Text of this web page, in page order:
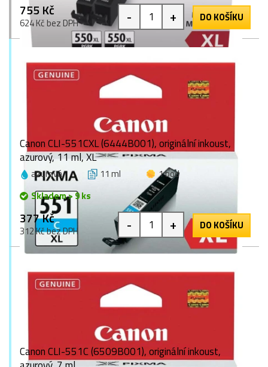
755 Kč
624 Kč bez DPH - + DO KOŠÍKU
Canon CLI-551CXL (6444B001), originální inkoust,
azurový, 11 ml, XL
azurová 11 ml
1 bod
Skladem > 9 ks
377 Kč
312 Kč bez DPH - + DO KOŠÍKU
Canon CLI-551C (6509B001), originální inkoust,